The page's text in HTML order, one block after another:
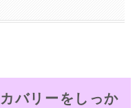
バリーをしっか